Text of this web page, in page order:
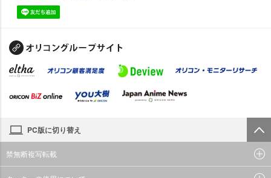
PC版に切り替え
禁無断複写転載